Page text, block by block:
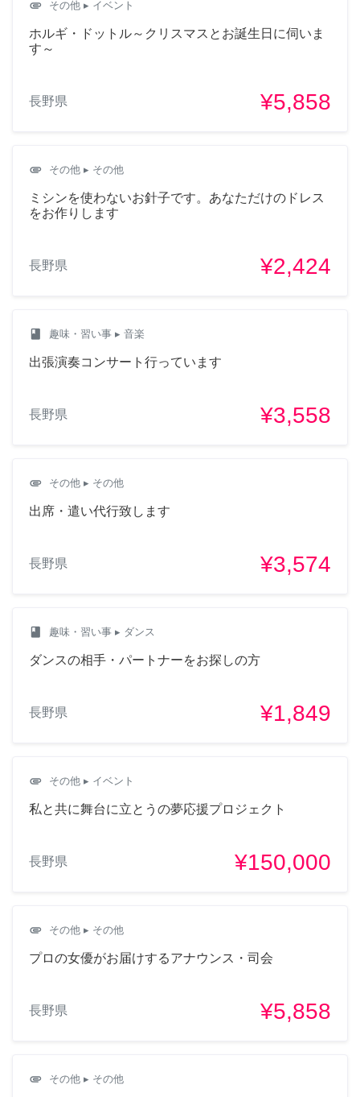
attachment その他 ▸ イベント
ホルギ・ドットル～クリスマスとお誕生日に伺いま
す～
長野県 ¥5,858
attachment その他 ▸ その他
ミシンを使わないお針子です。あなただけのドレス
をお作りします
長野県 ¥2,424
class 趣味・習い事 ▸ 音楽
出張演奏コンサート行っています
長野県 ¥3,558
attachment その他 ▸ その他
出席・遣い代行致します
長野県 ¥3,574
class 趣味・習い事 ▸ ダンス
ダンスの相手・パートナーをお探しの方
長野県 ¥1,849
attachment その他 ▸ イベント
私と共に舞台に立とうの夢応援プロジェクト
長野県 ¥150,000
attachment その他 ▸ その他
プロの女優がお届けするアナウンス・司会
長野県 ¥5,858
attachment その他 ▸ その他